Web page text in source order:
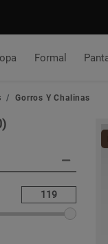
Formal
Gorros Y Chalinas